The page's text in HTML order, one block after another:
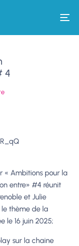
4
« Ambitions pour la
entre» #4 réunit
et Julie
thème de la
le 16 juin 2025;
sur la chaine